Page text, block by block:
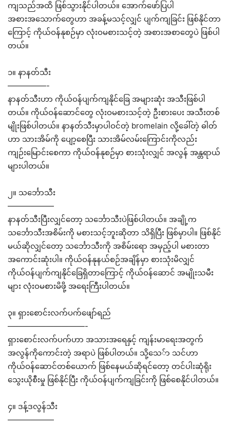
ကျသည်အထိ ဖြစ်သွားနိုင်ပါတယ်။ အောက်ဖော်ပြပါ
အစားအသောက်တွေဟာ အခန့်မသင့်လျှင် ပျက်ကျခြင်း ဖြစ်နိုင်တာ
ကြောင့် ကိုယ်ဝန်နုစဉ်မှာ လုံးဝမစားသင့်တဲ့ အစားအစာတွေပဲ ဖြစ်ပါ
တယ်။
၁။ နာနတ်သီး
—————-
နာနတ်သီးဟာ ကိုယ်ဝန်ပျက်ကျနိုင်ခြေ အများဆုံး အသီးဖြစ်ပါ
တယ်။ ကိုယ်ဝန်ဆောင်တွေ လုံးဝမစားသင့်တဲ့ ဦးစားပေး အသီးတစ်
မျိုးဖြစ်ပါတယ်။ နာနတ်သီးမှာပါဝင်တဲ့ bromelain လို့ခေါ်တဲ့ ဓါတ်
ဟာ သားအိမ်ကို ပျော့စေပြီး သားအိမ်လမ်းကြောင်းကိုလည်း
ကျဉ်းမြောင်းစေကာ ကိုယ်ဝန်နုစဉ်မှာ စားသုံးလျှင် အလွန် အန္တရာယ်
များပါတယ်။
၂။ သင်္ဘောသီး
——————
နာနတ်သီးပြီးလျှင်တော့ သင်္ဘောသီးပဲဖြစ်ပါတယ်။ အချို့က
သင်္ဘောသီးအစိမ်းကို မစားသင့်ဘူးဆိုတာ သိရှိပြီး ဖြစ်မှာပါ။ ဖြစ်နိုင်
မယ်ဆိုလျှင်တော့ သင်္ဘောသီးကို အစိမ်းရော အမှည့်ပါ မစားတာ
အကောင်းဆုံးပါ။ ကိုယ်ဝန်နုနယ်စဉ်အချိန်မှာ စားသုံးမိလျှင်
ကိုယ်ဝန်ပျက်ကျနိုင်ခြေရှိတာကြောင့် ကိုယ်ဝန်ဆောင် အမျိုးသမီး
များ လုံးဝမစားမိဖို့ အရေးကြီးပါတယ်။
၃။ ရှားစောင်းလက်ပက်ဖျော်ရည်
——————————-
ရှားစောင်းလက်ပက်ဟာ အသားအရေနှင့် ကျန်းမာရေးအတွက်
အလွန်ကိုကောင်းတဲ့ အရာပဲ ဖြစ်ပါတယ်။ သို့သေ်ာ သင်ဟာ
ကိုယ်ဝန်ဆောင်တစ်ယောက် ဖြစ်နေမယ်ဆိုရင်တော့ တင်ပါးဆုံရိုး
သွေးယိုစီးမှု ဖြစ်နိုင်ပြီး ကိုယ်ဝန်ပျက်ကျခြင်းကို ဖြစ်စေနိုင်ပါတယ်။
၄။ ဒန့်ဒလွန်သီး
——————